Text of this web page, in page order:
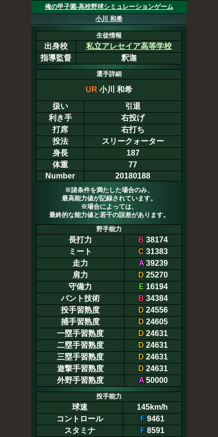
俺の甲子園-高校野球シミュレーションゲーム
小川 和希
生徒情報
出身校
私立アレセイア高等学校
指導監督
釈迦
選手詳細
UR 小川 和希
扱い
引退
利き手
右投げ
打席
右打ち
投法
スリークォーター
身長
187
体重
77
Number
20180188
※諸条件を満たした場合のみ、
最高能力値が記録されています。
※場合によっては、
最終的な能力値と若干の誤差があります。
野手能力
長打力 B 38174
ミート
C 31383
走力
A39239
肩力
D 25270
守備力
E16194
バント技術
B 34384
投手習熟度
D 24556
捕手習熟度
D 24605
一塁手習熟度
D 24631
二塁手習熟度
D 24631
三塁手習熟度
D 24631
遊撃手習熟度
D 24631
外野手習熟度
A50000
投手能力
球速
145km/h
コントロール
F 9461
スタミナ
F 8591